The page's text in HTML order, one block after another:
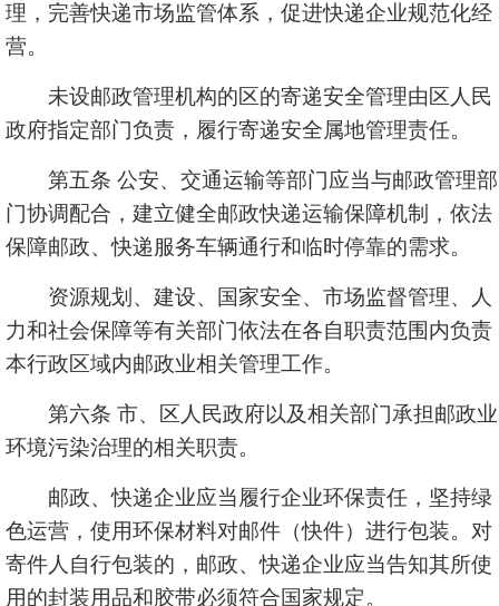
理，完善快递市场监管体系，促进快递企业规范化经
营。
未设邮政管理机构的区的寄递安全管理由区人民
政府指定部门负责，履行寄递安全属地管理责任。
第五条 公安、交通运输等部门应当与邮政管理部
门协调配合，建立健全邮政快递运输保障机制，依法
保障邮政、快递服务车辆通行和临时停靠的需求。
资源规划、建设、国家安全、市场监督管理、人
力和社会保障等有关部门依法在各自职责范围内负责
本行政区域内邮政业相关管理工作。
第六条 市、区人民政府以及相关部门承担邮政业
环境污染治理的相关职责。
邮政、快递企业应当履行企业环保责任，坚持绿
色运营，使用环保材料对邮件（快件）进行包装。对
寄件人自行包装的，邮政、快递企业应当告知其所使
用的封装用品和胶带必须符合国家规定。